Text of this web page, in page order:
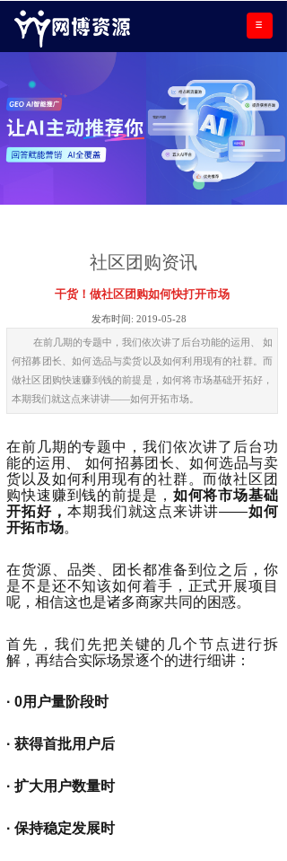
社区团购资讯
干货！做社区团购如何快打开市场
发布时间: 2019-05-28
在前几期的专题中，我们依次讲了后台功能的运用、 如
何招募团长、如何选品与卖货以及如何利用现有的社群。而
做社区团购快速赚到钱的前提是，如何将市场基础开拓好，
本期我们就这点来讲讲——如何开拓市场。
在前几期的专题中，我们依次讲了后台功
能的运用、 如何招募团长、如何选品与卖
货以及如何利用现有的社群。而做社区团
购快速赚到钱的前提是， 如何将市场基础
开拓好， 本期我们就这点来讲讲——如何
开拓市场。
在货源、品类、团长都准备到位之后，你
是不是还不知该如何着手，正式开展项目
呢，相信这也是诸多商家共同的困惑。
首先，我们先把关键的几个节点进行拆
解，再结合实际场景逐个的进行细讲：
· 0用户量阶段时
· 获得首批用户后
· 扩大用户数量时
· 保持稳定发展时